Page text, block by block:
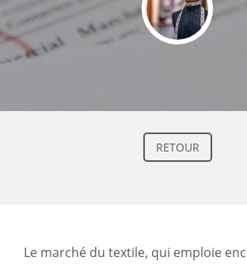
RETOUR
Le marché du textile, qui emploie